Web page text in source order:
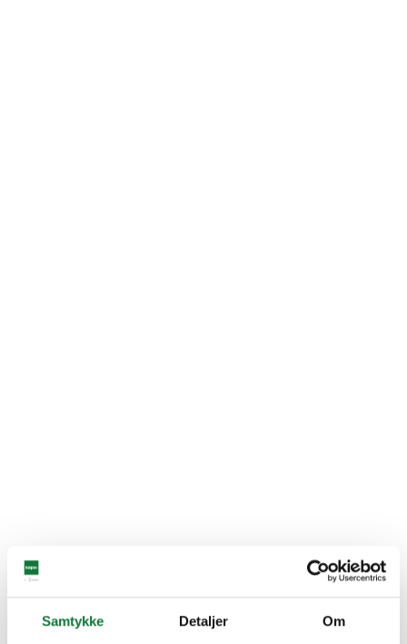
Samtykke Detaljer Om